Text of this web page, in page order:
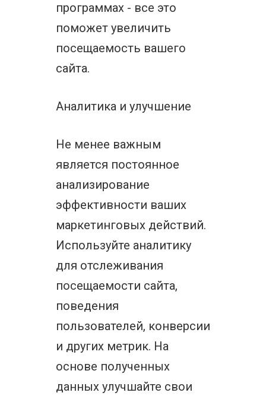
программах - все это
поможет увеличить
посещаемость вашего
сайта.
Аналитика и улучшение
Не менее важным
является постоянное
анализирование
эффективности ваших
маркетинговых действий.
Используйте аналитику
для отслеживания
посещаемости сайта,
поведения
пользователей, конверсии
и других метрик. На
основе полученных
данных улучшайте свои